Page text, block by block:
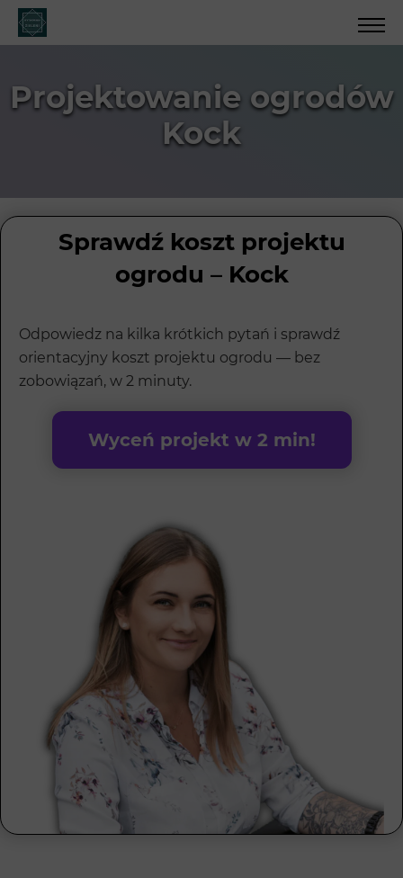
Projektowanie ogrodów
Kock
Sprawdź koszt projektu
ogrodu – Kock
Odpowiedz na kilka krótkich pytań i sprawdź
orientacyjny koszt projektu ogrodu — bez
zobowiązań, w 2 minuty.
Wyceń projekt w 2 min!